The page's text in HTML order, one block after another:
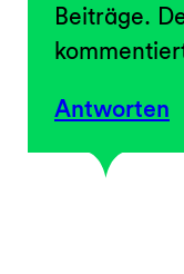
Beiträge.
Antworten